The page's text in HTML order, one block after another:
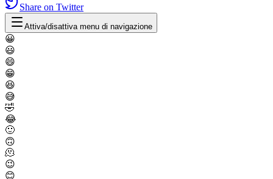
Share on Twitter
Attiva/disattiva menu di navigazione
😀
😃
😄
😁
😆
😅
🤣
😂
🙂
🙃
🫠
😉
😊